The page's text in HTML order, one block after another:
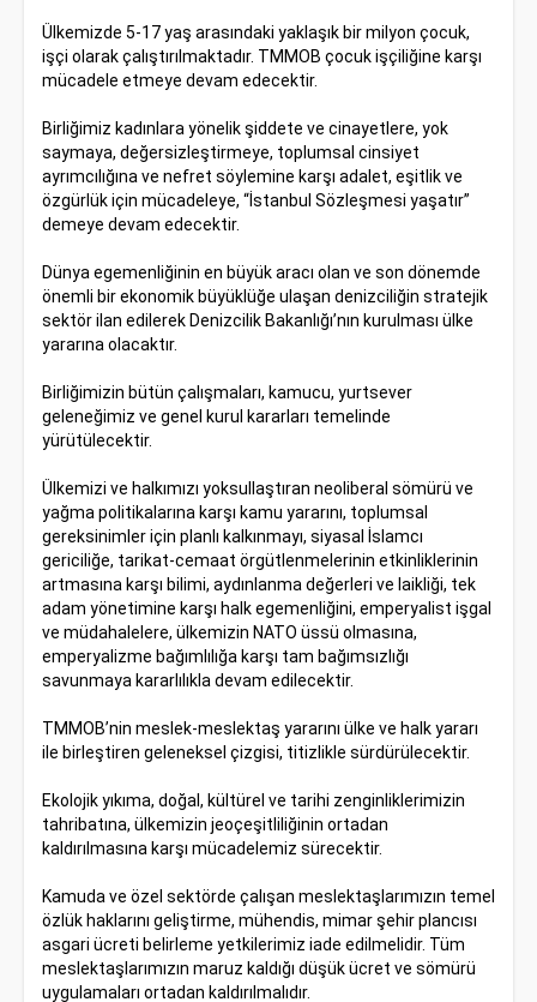
Ülkemizde 5-17 yaş arasındaki yaklaşık bir milyon çocuk,
işçi olarak çalıştırılmaktadır. TMMOB çocuk işçiliğine karşı
mücadele etmeye devam edecektir.
Birliğimiz kadınlara yönelik şiddete ve cinayetlere, yok
saymaya, değersizleştirmeye, toplumsal cinsiyet
ayrımcılığına ve nefret söylemine karşı adalet, eşitlik ve
özgürlük için mücadeleye, “İstanbul Sözleşmesi yaşatır”
demeye devam edecektir.
Dünya egemenliğinin en büyük aracı olan ve son dönemde
önemli bir ekonomik büyüklüğe ulaşan denizciliğin stratejik
sektör ilan edilerek Denizcilik Bakanlığı’nın kurulması ülke
yararına olacaktır.
Birliğimizin bütün çalışmaları, kamucu, yurtsever
geleneğimiz ve genel kurul kararları temelinde
yürütülecektir.
Ülkemizi ve halkımızı yoksullaştıran neoliberal sömürü ve
yağma politikalarına karşı kamu yararını, toplumsal
gereksinimler için planlı kalkınmayı, siyasal İslamcı
gericiliğe, tarikat-cemaat örgütlenmelerinin etkinliklerinin
artmasına karşı bilimi, aydınlanma değerleri ve laikliği, tek
adam yönetimine karşı halk egemenliğini, emperyalist işgal
ve müdahalelere, ülkemizin NATO üssü olmasına,
emperyalizme bağımlılığa karşı tam bağımsızlığı
savunmaya kararlılıkla devam edilecektir.
TMMOB’nin meslek-meslektaş yararını ülke ve halk yararı
ile birleştiren geleneksel çizgisi, titizlikle sürdürülecektir.
Ekolojik yıkıma, doğal, kültürel ve tarihi zenginliklerimizin
tahribatına, ülkemizin jeoçeşitliliğinin ortadan
kaldırılmasına karşı mücadelemiz sürecektir.
Kamuda ve özel sektörde çalışan meslektaşlarımızın temel
özlük haklarını geliştirme, mühendis, mimar şehir plancısı
asgari ücreti belirleme yetkilerimiz iade edilmelidir. Tüm
meslektaşlarımızın maruz kaldığı düşük ücret ve sömürü
uygulamaları ortadan kaldırılmalıdır.